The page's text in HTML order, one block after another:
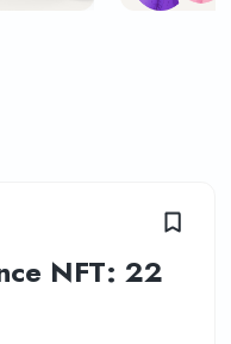
NFT: 22